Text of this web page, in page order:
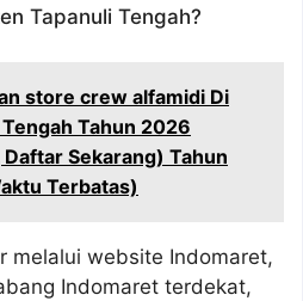
Tapanuli Tengah?
store crew alfamidi Di
Tahun 2026
Sekarang) Tahun
Terbatas)
melalui website Indomaret,
Indomaret terdekat,